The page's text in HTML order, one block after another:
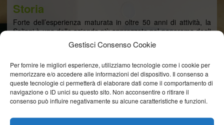
Gestisci Consenso Cookie
Per fornire le migliori esperienze, utilizziamo tecnologie come i cookie per
memorizzare e/o accedere alle informazioni del dispositivo. Il consenso a
queste tecnologie ci permetterà di elaborare dati come il comportamento di
navigazione o ID unici su questo sito. Non acconsentire o ritirare il
consenso può influire negativamente su alcune caratteristiche e funzioni.
Storia
Forte dell’esperienza maturata in oltre 50 anni di attività, la
Soliani è una delle aziende più apprezzate nel panorama degli
infissi con particolare riferimento a finestre in legno e legno-
alluminio. Soliani produce con successo ogni giorno
termiche garantite con particolare attenzione alla cura delle
finiture ed alla assistenza pre e post vendita verso i propri
rivenditori.
Tutti i partner commerciali della Soliani hanno una pluriennale
serramenti e sono preparati per seguire il cliente nello studio